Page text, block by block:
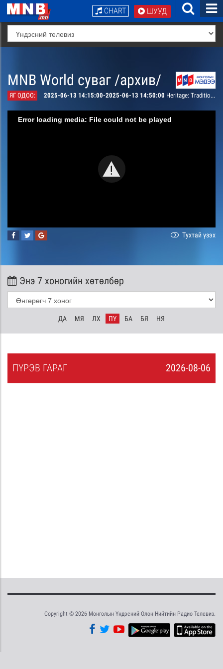
ШУУД
CHART
MNB World суваг /архив/
ЯГ ОДОО: 2025-06-13 14:15:00-2025-06-13 14:50:00 Heritage: Traditional Craftsmanship of the Mongolian Ger
Error loading media: File could not be played
Тухтай үзэх
Энэ 7 хоногийн хөтөлбөр
ДА МЯ ЛХ ПҮ БА БЯ НЯ
2026-08-06
ПҮРЭВ ГАРАГ
Copyright © 2026 Монголын Үндэсний Олон Нийтийн Радио Телевиз.